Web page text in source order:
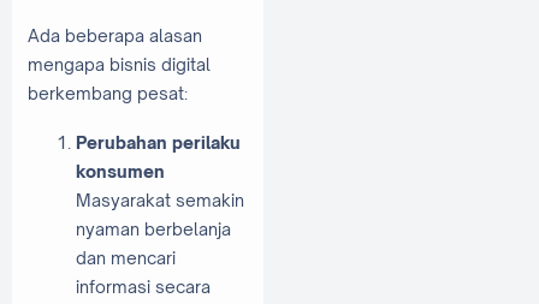
Ada beberapa alasan
mengapa bisnis digital
berkembang pesat:
Perubahan perilaku
konsumen
Masyarakat semakin
nyaman berbelanja
dan mencari
informasi secara